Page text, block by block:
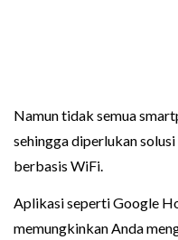
Namun tidak semua
sehingga diperlukan
berbasis WiFi.
Aplikasi seperti Google
memungkinkan Anda